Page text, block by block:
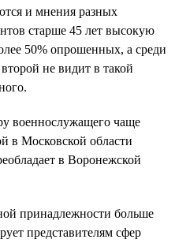
и мнения разных
старше 45 лет высокую
50% опрошенных, а среди
не видит в такой
военнослужащего чаще
в Московской области
в Воронежской
принадлежности больше
представителям сфер